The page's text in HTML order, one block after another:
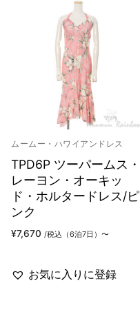
ムームー・ハワイアンドレス
TPD6P ツーパームス・
レーヨン・オーキッ
ド・ホルタードレス/ピ
ンク
¥7,670 /税込（6泊7日）〜
お気に入りに登録